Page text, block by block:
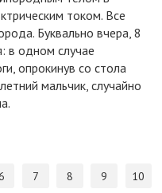
током. Все
Буквально вчера, 8
в одном случае
опрокинув со стола
мальчик, случайно
7 8 9 10